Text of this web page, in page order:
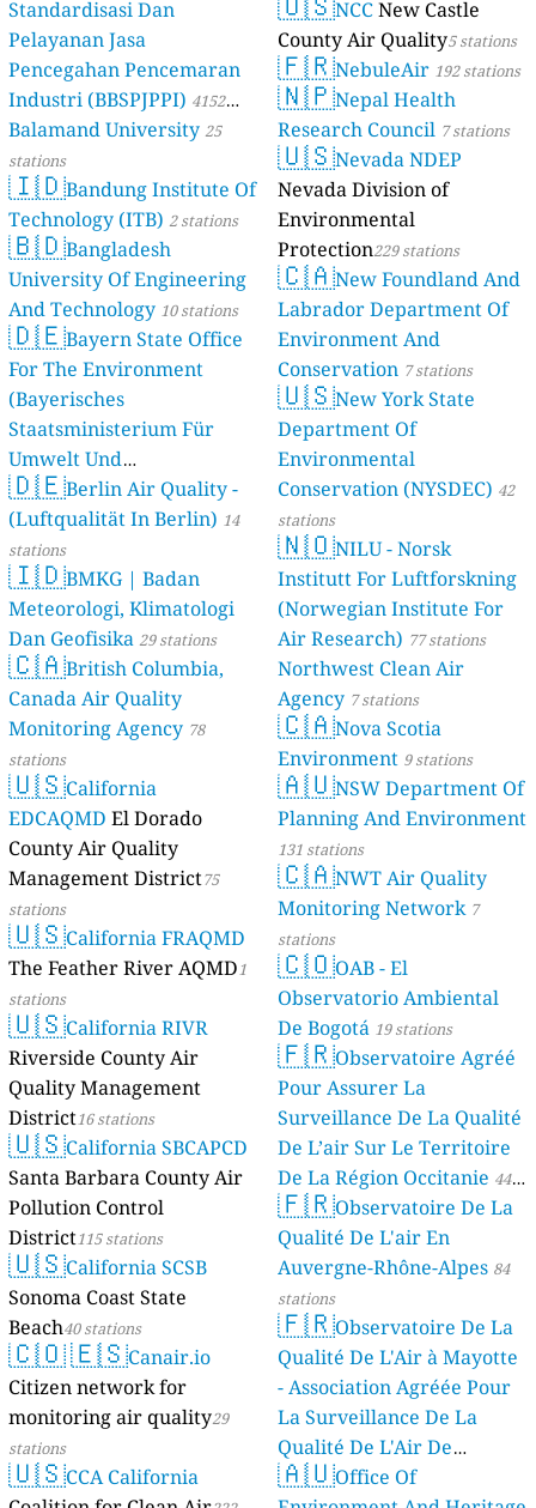
Standardisasi Dan
Pelayanan Jasa
Pencegahan Pencemaran
Industri (BBSPJPPI) 4152
stations
Balamand University25
stations
🇮🇩Bandung Institute Of
Technology (ITB) 2 stations
🇧🇩Bangladesh
University Of Engineering
And Technology 10 stations
🇩🇪Bayern State Office
For The Environment
(Bayerisches
Staatsministerium Für
Umwelt Und
Verbraucherschutz) - LfU
46 stations
🇩🇪Berlin Air Quality -
(Luftqualität In Berlin) 14
stations
🇮🇩BMKG | Badan
Meteorologi, Klimatologi
Dan Geofisika 29 stations
🇨🇦British Columbia,
Canada Air Quality
Monitoring Agency 78
stations
🇺🇸California
EDCAQMD El Dorado
County Air Quality
Management District75
stations
🇺🇸California FRAQMD
The Feather River AQMD1
stations
🇺🇸California RIVR
Riverside County Air
Quality Management
District16 stations
🇺🇸California SBCAPCD
Santa Barbara County Air
Pollution Control
District115 stations
🇺🇸California SCSB
Sonoma Coast State
Beach40 stations
🇨🇴🇪🇸Canair.io
Citizen network for
monitoring air quality29
stations
🇺🇸CCA California
NCCNew Castle
County Air Quality5 stations
🇫🇷NebuleAir 192 stations
🇳🇵Nepal Health
Research Council 7 stations
🇺🇸Nevada NDEP
Nevada Division of
Environmental
Protection229 stations
🇨🇦New Foundland And
Labrador Department Of
Environment And
Conservation 7 stations
🇺🇸New York State
Department Of
Environmental
Conservation (NYSDEC) 42
stations
🇳🇴NILU - Norsk
Institutt For Luftforskning
(Norwegian Institute For
Air Research) 77 stations
Northwest Clean Air
Agency 7 stations
🇨🇦Nova Scotia
Environment 9 stations
🇦🇺NSW Department Of
Planning And Environment
131 stations
🇨🇦NWT Air Quality
Monitoring Network 7
stations
🇨🇴OAB - El
Observatorio Ambiental
De Bogotá 19 stations
🇫🇷Observatoire Agréé
Pour Assurer La
Surveillance De La Qualité
De L’air Sur Le Territoire
De La Région Occitanie 44
stations
🇫🇷Observatoire De La
Qualité De L'air En
Auvergne-Rhône-Alpes 84
stations
🇫🇷Observatoire De La
Qualité De L'Air à Mayotte
- Association Agréée Pour
La Surveillance De La
Qualité De L'Air De
Mayotte 4 stations
🇦🇺Office Of